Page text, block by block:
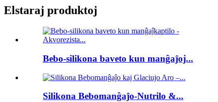
Elstaraj produktoj
Bebo-silikona baveto kun manĝaĵoj...
Silikona Bebomanĝaĵo-Nutrilo &...